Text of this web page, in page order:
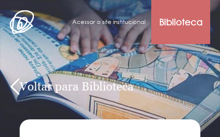
Acessar o site institucional Biblioteca
Voltar para Biblioteca